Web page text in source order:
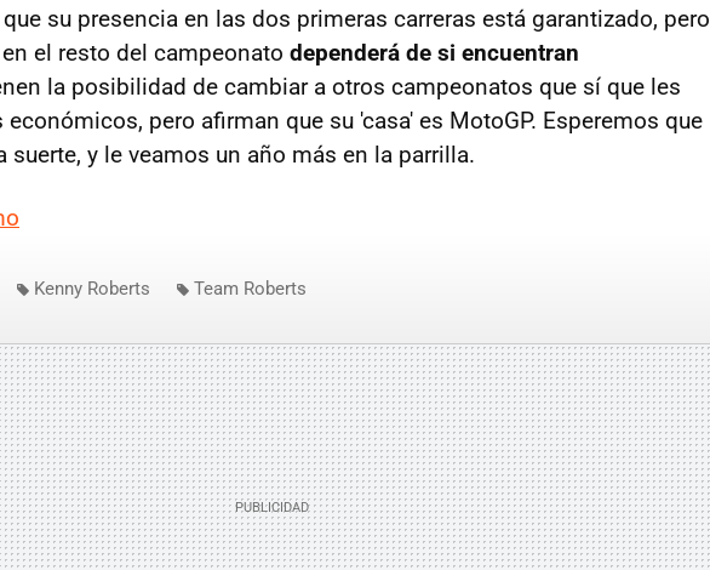
su presencia en las dos primeras carreras está garantizado, pero
el resto del campeonato dependerá de si encuentran
la posibilidad de cambiar a otros campeonatos que sí que les
pero afirman que su 'casa' es MotoGP. Esperemos que
suerte, y le veamos un año más en la parrilla.
Kenny Roberts Team Roberts